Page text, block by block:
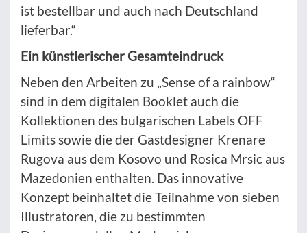
ist bestellbar und auch nach Deutschland
lieferbar.“
Ein künstlerischer Gesamteindruck
Neben den Arbeiten zu „Sense of a rainbow“
sind in dem digitalen Booklet auch die
Kollektionen des bulgarischen Labels OFF
Limits sowie die der Gastdesigner Krenare
Rugova aus dem Kosovo und Rosica Mrsic aus
Mazedonien enthalten. Das innovative
Konzept beinhaltet die Teilnahme von sieben
Illustratoren, die zu bestimmten